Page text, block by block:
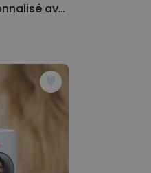
Verre à whisky personnalisé avec monogramme